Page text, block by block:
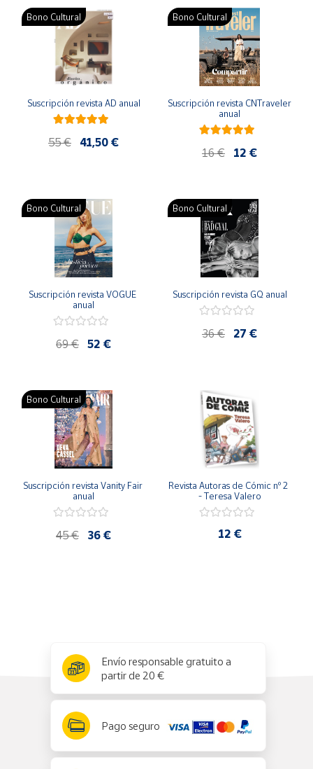
populares
Nuestros
vendedores
de Correos
Solidarios
Centro
de ayuda
Mapa de
vendedores
vendedor
Bono Cultural
Suscripción revista AD anual
55 € 41,50 €
Bono Cultural
Suscripción revista CNTraveler
anual
16 € 12 €
Bono Cultural
Suscripción revista VOGUE
anual
69 € 52 €
Bono Cultural
Suscripción revista GQ anual
36 € 27 €
Bono Cultural
Suscripción revista Vanity Fair
anual
45 € 36 €
Revista Autoras de Cómic nº 2
- Teresa Valero
12 €
Envío responsable gratuito a
partir de 20 €
Pago seguro